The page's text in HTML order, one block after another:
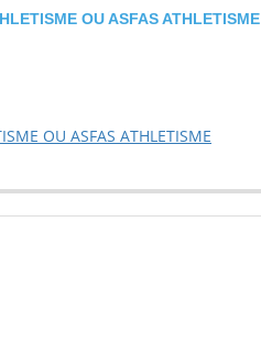
OU ASFAS ATHLETISME
OU ASFAS ATHLETISME